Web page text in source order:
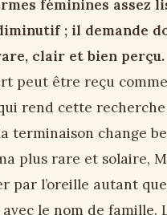
féminines assez
; il demande
clair et bien perçu.
peut être reçu
rend cette
terminaison change
plus rare et solaire,
par l’oreille autant
le nom de famille.